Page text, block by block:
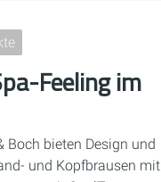
Feeling im
Boch bieten Design und
und Kopfbrausen mit